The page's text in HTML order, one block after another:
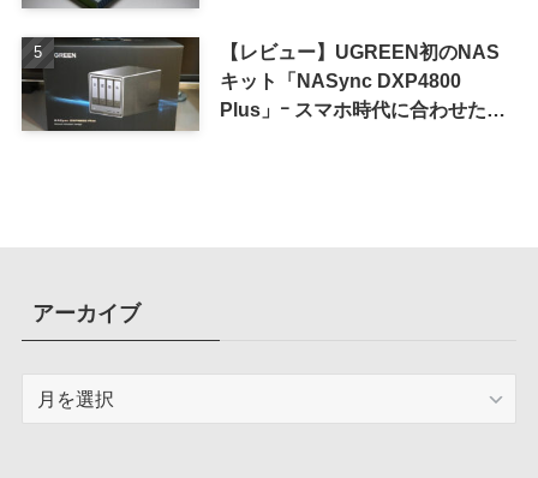
【レビュー】UGREEN初のNAS
キット「NASync DXP4800
Plus」ｰ スマホ時代に合わせた設
アーカイブ